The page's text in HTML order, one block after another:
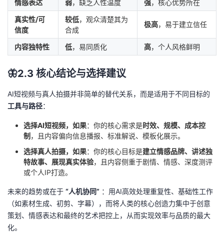
情感表达 弱，缺乏人性温度 强，核心优势所在
真实性/可
信度
较低，观众清楚其为
合成
极高，易于建立信任
内容独特性 低，易同质化 高，个人风格鲜明
🦋2.3 核心结论与选择建议
AI短视频与真人拍摄并非简单的替代关系，而是适用于不同目标的
工具与路径：
选择AI短视频，如果：你的核心需求是时效、规模、成本控
制 ，且内容偏向信息播报、标准解说、模板化展示。
选择真人拍摄，如果：你的核心目标是建立情感品牌、讲述独
特故事、展现真实体验，且内容侧重于剧情、情感、深度测评
或个人IP打造。
未来的趋势或在于 “人机协同” ：用AI高效处理重复性、基础性工作
（如素材生成、初剪、字幕），而将人类的核心创造力集中于创意
策划、情感表达和最终的艺术把控上，从而实现效率与品质的最大
化。